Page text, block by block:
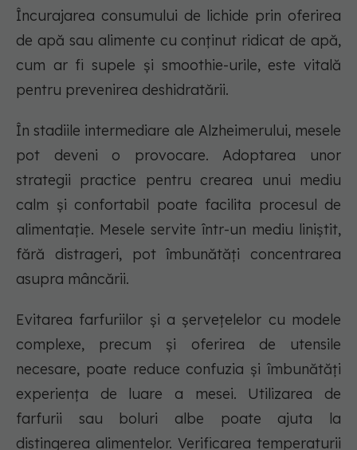
Încurajarea consumului de lichide prin oferirea
de apă sau alimente cu conținut ridicat de apă,
cum ar fi supele și smoothie-urile, este vitală
pentru prevenirea deshidratării.
În stadiile intermediare ale Alzheimerului, mesele
pot deveni o provocare. Adoptarea unor
strategii practice pentru crearea unui mediu
calm și confortabil poate facilita procesul de
alimentație. Mesele servite într-un mediu liniștit,
fără distrageri, pot îmbunătăți concentrarea
asupra mâncării.
Evitarea farfuriilor și a șervețelelor cu modele
complexe, precum și oferirea de utensile
necesare, poate reduce confuzia și îmbunătăți
experiența de luare a mesei. Utilizarea de
farfurii sau boluri albe poate ajuta la
distingerea alimentelor. Verificarea temperaturii